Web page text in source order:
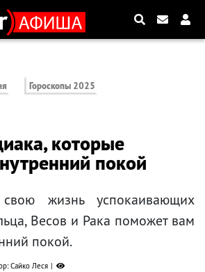
Гороскопы 2025
которые
покой
жизнь успокаивающих
Весов и Рака поможет вам
покой.
Сайко Леся